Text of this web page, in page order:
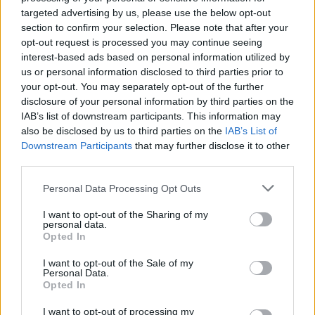
targeted advertising by us, please use the below opt-out
section to confirm your selection. Please note that after your
opt-out request is processed you may continue seeing
interest-based ads based on personal information utilized by
us or personal information disclosed to third parties prior to
your opt-out. You may separately opt-out of the further
disclosure of your personal information by third parties on the
IAB’s list of downstream participants. This information may
also be disclosed by us to third parties on the IAB’s List of
Downstream Participants that may further disclose it to other
Please note that this website/app uses one or more Google
not limited to your visit or usage behaviour. You may click to
grant or deny consent to Google and its third-party tags to
use your data for below specified purposes in below Google
consent section.
Personal Data Processing Opt Outs
I want to opt-out of the Sharing of my
personal data.
Opted In
I want to opt-out of the Sale of my
Personal Data.
Opted In
I want to opt-out of processing my
o
k
p
p
NOTIZIE RECENTI
Olbia, le previsioni meteo per lunedì 10 agosto
2026
Le ultime offerte di lavoro a Olbia e in Gallura
Cumuli di rifiuti a Santa Teresa Gallura, la
segnalazione dei residenti
furgoni: le indagini